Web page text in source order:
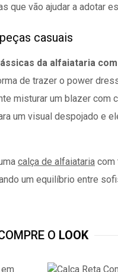
que vão ajudar a adotar
casuais
da alfaiataria com
de trazer o power
misturar um blazer com
um visual despojado e
calça de alfaiataria com
um equilíbrio entre
O LOOK